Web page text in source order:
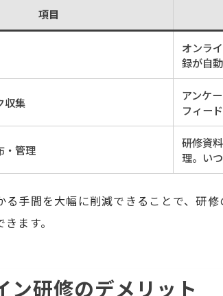
項目
オンラ
録が自
収集
アンケ
フィー
・管理
研修資
理。い
る手間を大幅に削減できることで、研
ます。
ン研修のデメリット